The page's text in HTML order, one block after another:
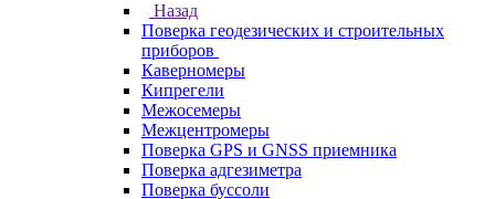
Назад
Поверка геодезических и строительных
приборов
Каверномеры
Кипрегели
Межосемеры
Межцентромеры
Поверка GPS и GNSS приемника
Поверка адгезиметра
Поверка буссоли